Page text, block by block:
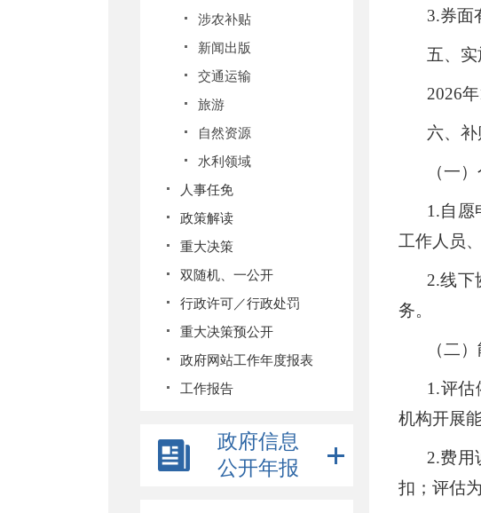
涉农补贴
新闻出版
交通运输
旅游
自然资源
水利领域
人事任免
政策解读
重大决策
双随机、一公开
行政许可／行政处罚
重大决策预公开
政府网站工作年度报表
工作报告
政府信息
公开年报
3.券面
五、
2026
六、
（一
1.自愿
工作人员
2.线下
务。
（二
1.评估
机构开展
2.费用
扣；评估